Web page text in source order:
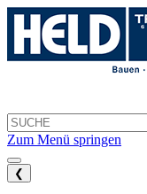
Zum Menü springen
❮